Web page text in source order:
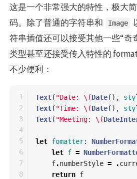
这是一个非常强大的特性，极大
码。除了普通的字符串和
Image
符串插值还可以接受其他一些“奇
类型甚至还接受传入特性的
不少便利：
1
2
3
4
5
6
7
8
Text( "Date: \(Date(),
Text( "Time: \(Date(),
Text( "Meeting: \(
let fomatter:
let f =
f.numberStyle = .
return f